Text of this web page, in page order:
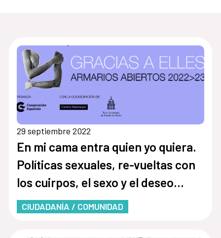
29 septiembre 2022
En mi cama entra quien yo quiera.
Políticas sexuales, re-vueltas con
los cuirpos, el sexo y el deseo
[Sesión 3]
CIUDADANÍA / COMUNIDAD